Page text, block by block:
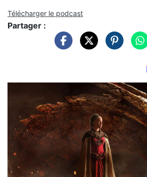
Télécharger le podcast
Partager :